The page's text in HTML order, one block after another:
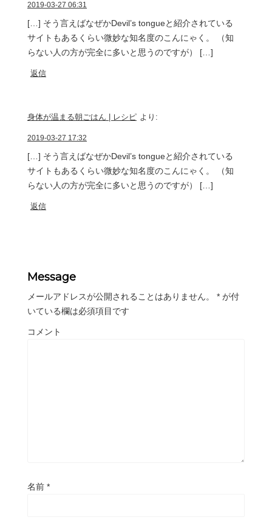
2019-03-27 06:31
[…] そう言えばなぜかDevil’s tongueと紹介されている
サイトもあるくらい微妙な知名度のこんにゃく。 （知
らない人の方が完全に多いと思うのですが） […]
返信
身体が温まる朝ごはん | レシピ より:
2019-03-27 17:32
[…] そう言えばなぜかDevil’s tongueと紹介されている
サイトもあるくらい微妙な知名度のこんにゃく。 （知
らない人の方が完全に多いと思うのですが） […]
返信
Message
メールアドレスが公開されることはありません。 * が付
いている欄は必須項目です
コメント
名前 *